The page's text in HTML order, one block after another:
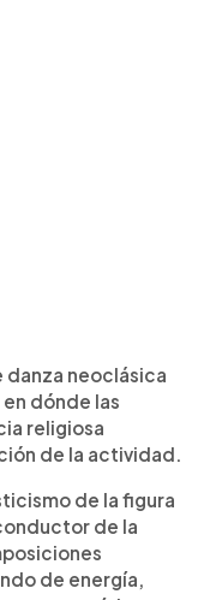
neoclásica
dónde las
religiosa
de la actividad.
de la figura
de la
de energía,